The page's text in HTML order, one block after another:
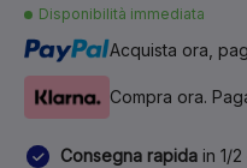
Disponibilità immediata
Acquista ora,
Compra ora.
Consegna rapida in 1/